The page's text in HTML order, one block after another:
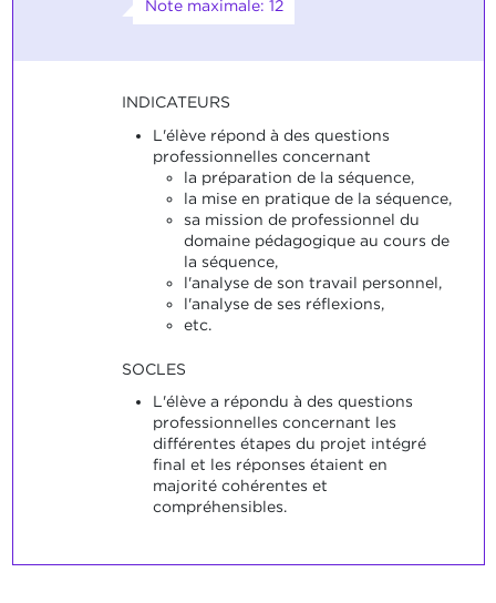
Note maximale: 12
INDICATEURS
L'élève répond à des questions
professionnelles concernant
la préparation de la séquence,
la mise en pratique de la séquence,
sa mission de professionnel du
domaine pédagogique au cours de
la séquence,
l'analyse de son travail personnel,
l'analyse de ses réflexions,
etc.
SOCLES
L'élève a répondu à des questions
professionnelles concernant les
différentes étapes du projet intégré
final et les réponses étaient en
majorité cohérentes et
compréhensibles.